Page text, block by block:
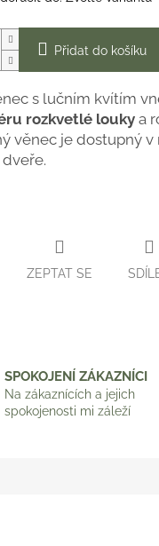
Přidat do košíku
s lučním kvítím
rozkvetlé loukya
věnec je dostupný
dveře.
ZEPTAT SE
SPOKOJENÍ ZÁKAZNÍCI
Na zákaznících a jejich
spokojenosti mi záleží